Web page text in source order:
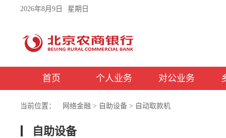
2026年8月9日 星期日
首页 个人业务 对公业务
当前位置： 网络金融 > 自助设备 > 自动取款机
自助设备